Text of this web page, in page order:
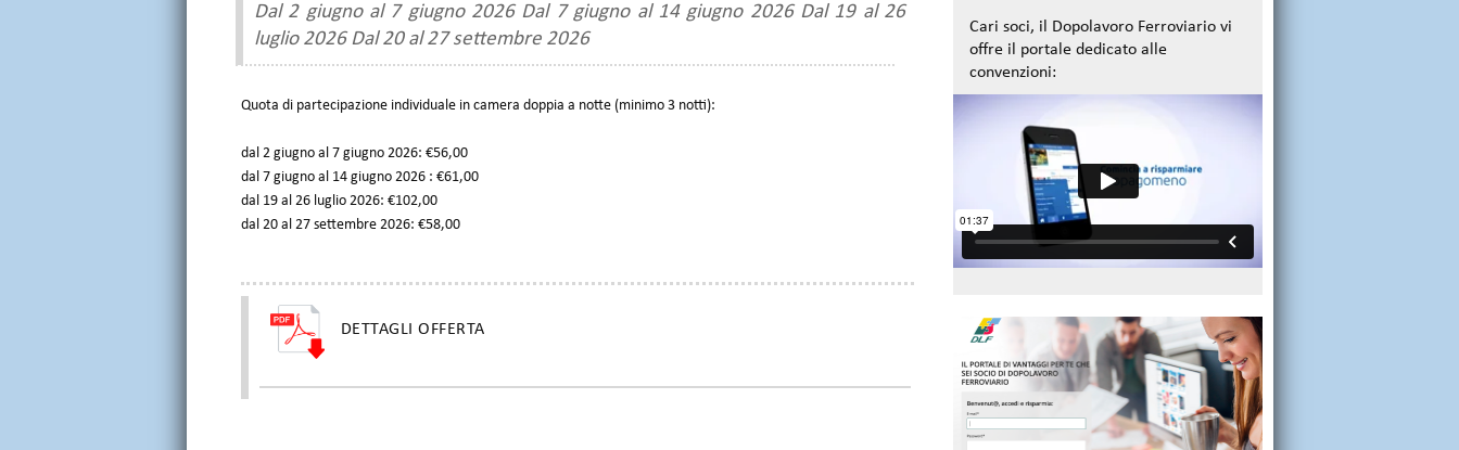
Dal 2 giugno al 7 giugno 2026 Dal 7 giugno al 14 giugno 2026 Dal 19 al 26
luglio 2026 Dal 20 al 27 settembre 2026
Quota di partecipazione individuale in camera doppia a notte (minimo 3 notti):
dal 2 giugno al 7 giugno 2026: €56,00
dal 7 giugno al 14 giugno 2026 : €61,00
dal 19 al 26 luglio 2026: €102,00
dal 20 al 27 settembre 2026: €58,00
DETTAGLI OFFERTA
Cari soci, il Dopolavoro Ferroviario vi
offre il portale dedicato alle
convenzioni: